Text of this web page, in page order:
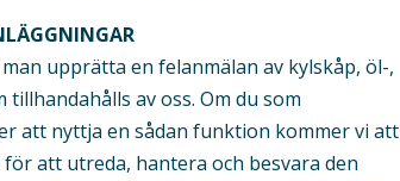
upprätta en felanmälan av kylskåp, öl-,
av oss. Om du som
att nyttja en sådan funktion kommer vi att
att utreda, hantera och besvara den